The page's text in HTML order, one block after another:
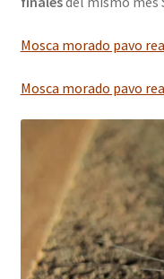
Mosca morado pavo
Mosca morado pavo